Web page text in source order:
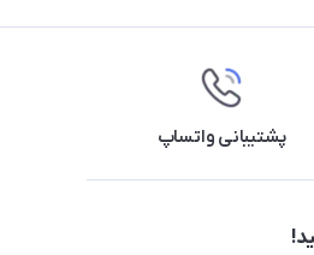
پشتیبانی واتساپ